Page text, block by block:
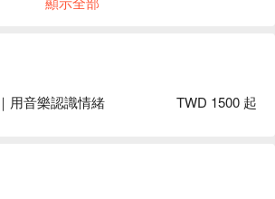
能和情緒管理
用音樂認識情緒 TWD 1500 起